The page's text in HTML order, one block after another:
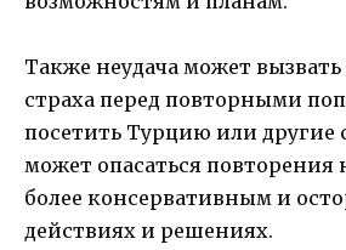
Также неудача может
страха перед повторными
посетить Турцию или другие
может опасаться повторения
более консервативным и
действиях и решениях.